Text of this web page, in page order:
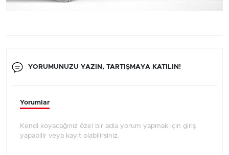
YORUMUNUZU YAZIN, TARTIŞMAYA KATILIN!
Yorumlar
Kendi koyacağınız özel bir adla yorum yapmak için giriş
yapabilir veya kayıt olabilirsiniz.